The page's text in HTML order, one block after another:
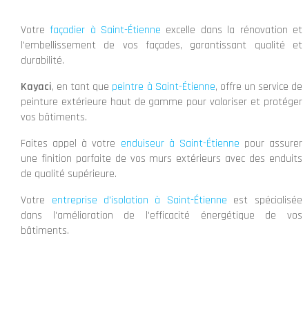
Votrefaçadier à Saint-Étienne excelle dans la rénovation et
l'embellissement de vos façades, garantissant qualité et
durabilité.
Kayaci, en tant que peintre à Saint-Étienne, offre un service de
peinture extérieure haut de gamme pour valoriser et protéger
vos bâtiments.
Faites appel à votre enduiseur à Saint-Étienne pour assurer
une finition parfaite de vos murs extérieurs avec des enduits
de qualité supérieure.
Votre entreprise d'isolation à Saint-Étienne est spécialisée
dans l'amélioration de l'efficacité énergétique de vos
bâtiments.